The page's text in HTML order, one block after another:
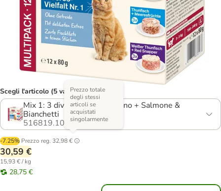
Scegli l'articolo (5 varianti)
Mix 1: 3 diverse varianti Tonno + Salmone &
Bianchetti
516819.10
-7.25% Prezzo reg. 32,98 €
Prezzo totale
degli stessi
articoli se
acquistati
singolarmente
30,59 €
15,93 € / kg
28,75 €